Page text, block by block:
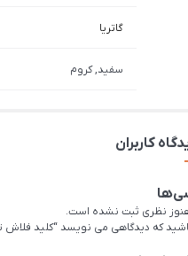
گاتریا
سفید, کروم
کاربران
هنوز نظری ثبت نشده است.
که دیدگاهی می نویسد “کلید فلاش